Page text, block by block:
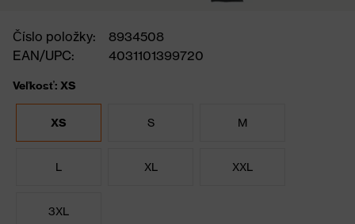
Číslo položky:
8934508
EAN/UPC:
4031101399720
Veľkosť: XS
XS S M
L XL XXL
3XL